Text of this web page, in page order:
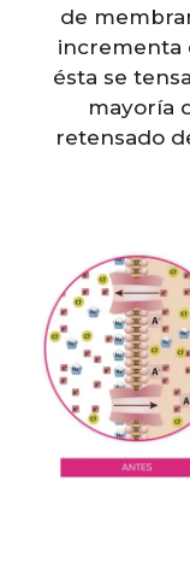
de
incrementa
ésta se
mayoría
retensado